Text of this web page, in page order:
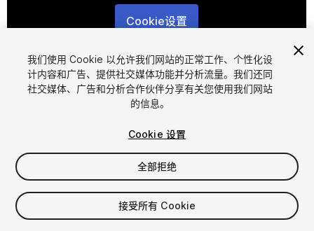
Cookie设置
1/40
$99.99 $199.99
-50%
增值税将在结算时计算
我们使用 Cookie 以允许我们网站的正常工作、个性化设
计内容和广告、提供社交媒体功能并分析流量。我们还同
社交媒体、广告和分析合作伙伴分享有关您使用我们网站
的信息。
Cookie 设置
全部拒绝
接受所有 Cookie